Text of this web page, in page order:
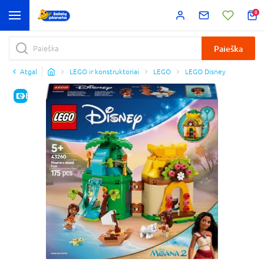
0
Paieška
Atgal LEGO ir konstruktoriai LEGO LEGO Disney
E-KAINA